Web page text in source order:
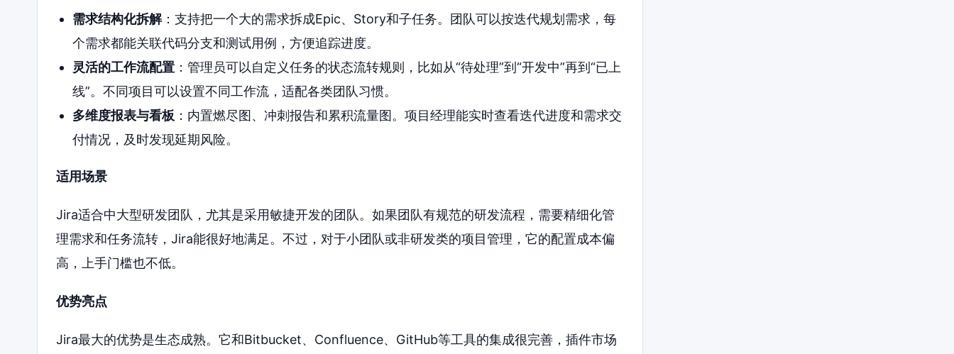
需求结构化拆解：支持把一个大的需求拆成Epic、Story和子任务。团队可以按迭代规划需求，每
个需求都能关联代码分支和测试用例，方便追踪进度。
灵活的工作流配置：管理员可以自定义任务的状态流转规则，比如从“待处理”到“开发中”再到“已上
线”。不同项目可以设置不同工作流，适配各类团队习惯。
多维度报表与看板：内置燃尽图、冲刺报告和累积流量图。项目经理能实时查看迭代进度和需求交
付情况，及时发现延期风险。
适用场景
Jira适合中大型研发团队，尤其是采用敏捷开发的团队。如果团队有规范的研发流程，需要精细化管
理需求和任务流转，Jira能很好地满足。不过，对于小团队或非研发类的项目管理，它的配置成本偏
高，上手门槛也不低。
优势亮点
Jira最大的优势是生态成熟。它和Bitbucket、Confluence、GitHub等工具的集成很完善，插件市场